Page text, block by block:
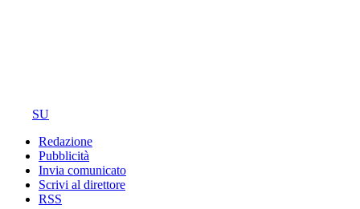
SU
Redazione
Pubblicità
Invia comunicato
Scrivi al direttore
RSS